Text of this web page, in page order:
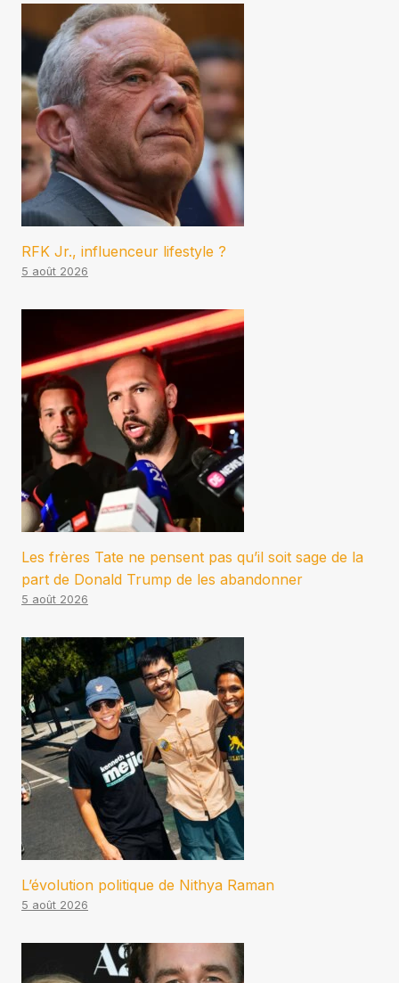
RFK Jr., influenceur lifestyle ?
5 août 2026
Les frères Tate ne pensent pas qu’il soit sage de la
part de Donald Trump de les abandonner
5 août 2026
L’évolution politique de Nithya Raman
5 août 2026